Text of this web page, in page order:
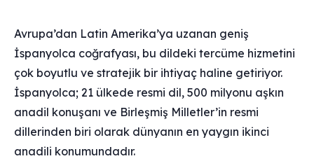
Avrupa’dan Latin Amerika’ya uzanan geniş
İspanyolca coğrafyası, bu dildeki tercüme hizmetini
çok boyutlu ve stratejik bir ihtiyaç haline getiriyor.
İspanyolca; 21 ülkede resmi dil, 500 milyonu aşkın
anadil konuşanı ve Birleşmiş Milletler’in resmi
dillerinden biri olarak dünyanın en yaygın ikinci
anadili konumundadır.